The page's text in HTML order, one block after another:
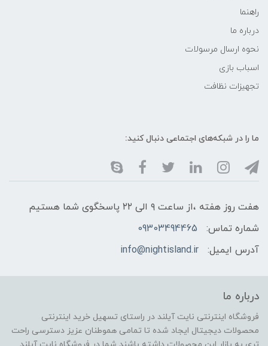
راهنما
درباره ما
نحوه ارسال مرسولات
اسباب بازی
تجهیزات نظافت
ما را در شبکه‌های اجتماعی دنبال کنید:
هفت روز هفته ،از ساعت ۹ الی ۲۲ پاسخگوی شما هستیم
شماره تماس:
09303494465
آدرس ایمیل:
info@nightisland.ir
درباره ما
فروشگاه اینترنتی نایت آیلند در راستای تسهیل خرید اینترنتی
محصولات دیجیتال ایجاد شده تا تمامی هموطنان عزیز دسترسی راحت